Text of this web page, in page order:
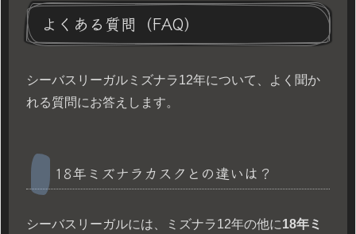
よくある質問（FAQ）
シーバスリーガルミズナラ12年について、よく聞か
れる質問にお答えします。
18年ミズナラカスクとの違いは？
シーバスリーガルには、ミズナラ12年の他に18年ミ